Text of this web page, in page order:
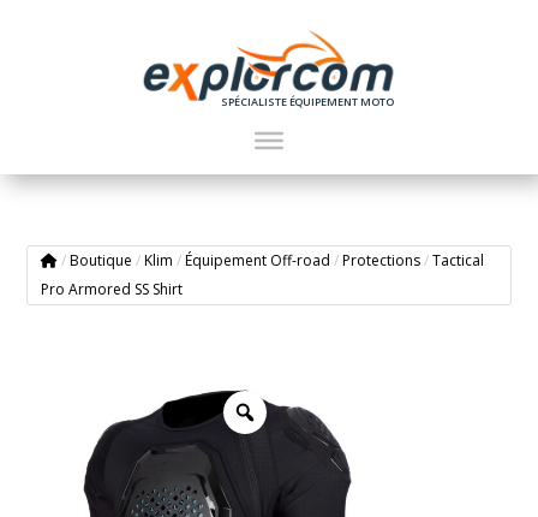
SPÉCIALISTE ÉQUIPEMENT MOTO
/ Boutique / Klim / Équipement Off-road / Protections / Tactical
Pro Armored SS Shirt